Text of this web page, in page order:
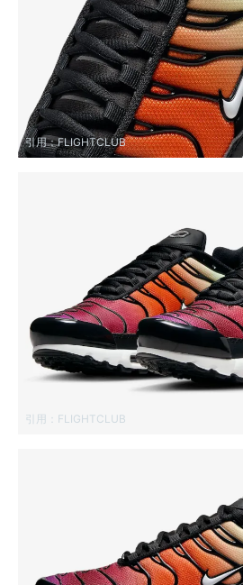
引用：FLIGHTCLUB
引用： FLIGHTCLUB